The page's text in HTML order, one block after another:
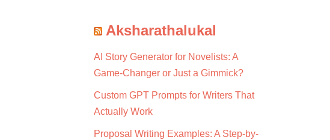
Aksharathalukal
AI Story Generator for Novelists: A
Game-Changer or Just a Gimmick?
Custom GPT Prompts for Writers That
Actually Work
Proposal Writing Examples: A Step-by-